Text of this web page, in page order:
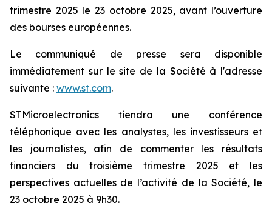
trimestre 2025 le 23 octobre 2025, avant l’ouverture
des bourses européennes.
Le communiqué de presse sera disponible
immédiatement sur le site de la Société à l'adresse
suivante : www.st.com.
STMicroelectronics tiendra une conférence
téléphonique avec les analystes, les investisseurs et
les journalistes, afin de commenter les résultats
financiers du troisième trimestre 2025 et les
perspectives actuelles de l’activité de la Société, le
23 octobre 2025 à 9h30.